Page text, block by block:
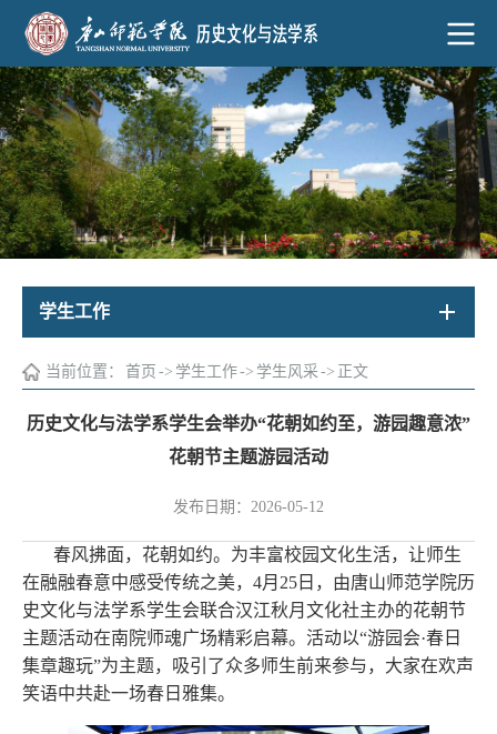
学生工作
当前位置： 首页 -> 学生工作-> 学生风采 -> 正文
历史文化与法学系学生会举办“花朝如约至，游园趣意浓”
花朝节主题游园活动
发布日期：2026-05-12
春风拂面，花朝如约。为丰富校园文化生活，让师生
在融融春意中感受传统之美，4月25日，由唐山师范学院历
史文化与法学系学生会联合汉江秋月文化社主办的花朝节
主题活动在南院师魂广场精彩启幕。活动以“游园会·春日
集章趣玩”为主题，吸引了众多师生前来参与，大家在欢声
笑语中共赴一场春日雅集。